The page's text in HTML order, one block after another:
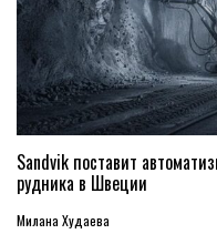
Sandvik поставит
рудника в Швеции
Милана Худаева